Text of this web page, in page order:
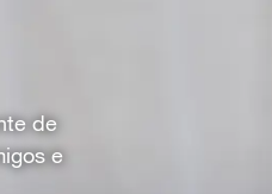
de
e